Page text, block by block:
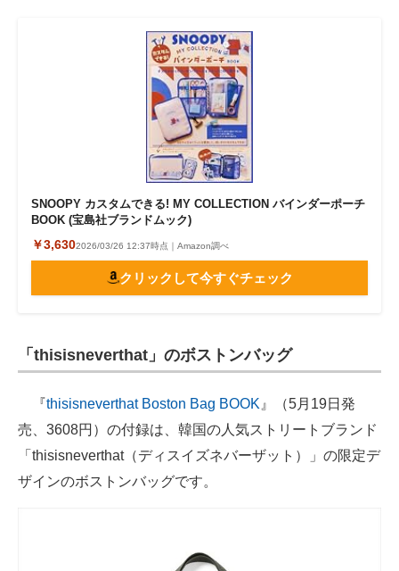
SNOOPY カスタムできる! MY COLLECTION バインダーポーチ
BOOK (宝島社ブランドムック)
￥3,6302026/03/26 12:37時点｜Amazon調べ
クリックして今すぐチェック
「thisisneverthat」のボストンバッグ
『thisisneverthat Boston Bag BOOK 』（5月19日発
売、3608円）の付録は、韓国の人気ストリートブランド
「thisisneverthat（ディスイズネバーザット）」の限定デ
ザインのボストンバッグです。